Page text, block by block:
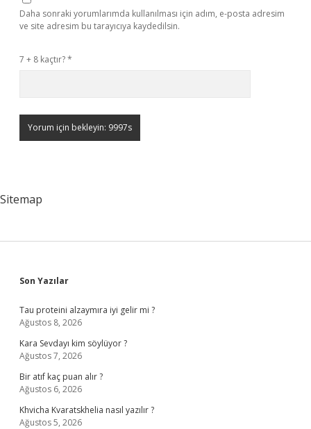
Daha sonraki yorumlarımda kullanılması için adım, e-posta adresim
ve site adresim bu tarayıcıya kaydedilsin.
7 + 8 kaçtır?*
Sitemap
Sidebar
Son Yazılar
Tau proteini alzaymıra iyi gelir mi ?
Ağustos 8, 2026
Kara Sevdayı kim söylüyor ?
Ağustos 7, 2026
Bir atıf kaç puan alır ?
Ağustos 6, 2026
Khvicha Kvaratskhelia nasıl yazılır ?
Ağustos 5, 2026